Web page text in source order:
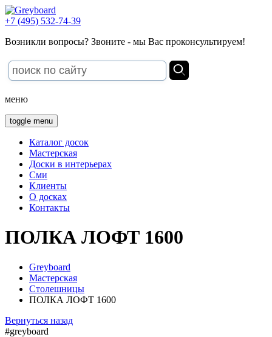
+7 (495) 532-74-39
Возникли вопросы? Звоните - мы Вас проконсультируем!
меню
toggle menu
Каталог досок
Мастерская
Доски в интерьерах
Сми
Клиенты
О досках
Контакты
ПОЛКА ЛОФТ 1600
Greyboard
Мастерская
Столешницы
ПОЛКА ЛОФТ 1600
Вернуться назад
#greyboard